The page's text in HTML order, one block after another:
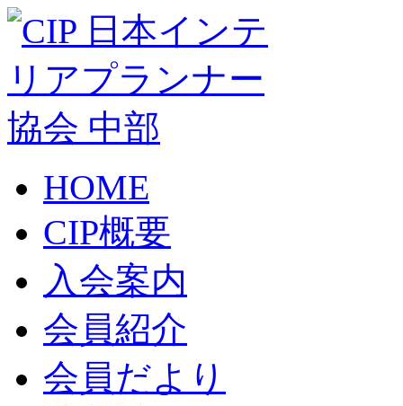
HOME
CIP概要
入会案内
会員紹介
会員だより